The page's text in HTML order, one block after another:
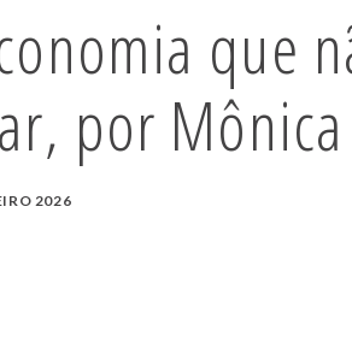
que
por
2026